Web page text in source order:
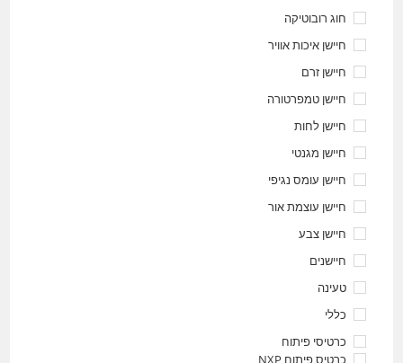
חוג רובוטיקה
חיישן איכות אוויר
חיישן זרם
חיישן טמפרטורה
חיישן לחות
חיישן מגנטי
חיישן עומס נגיפי
חיישן עוצמת אור
חיישן צבע
חיישנים
טעינה
כללי
כרטיסי פיתוח
כרטיס פיתוח NXP